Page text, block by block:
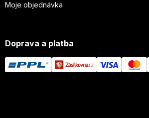
Moje objednávka
Doprava a platba